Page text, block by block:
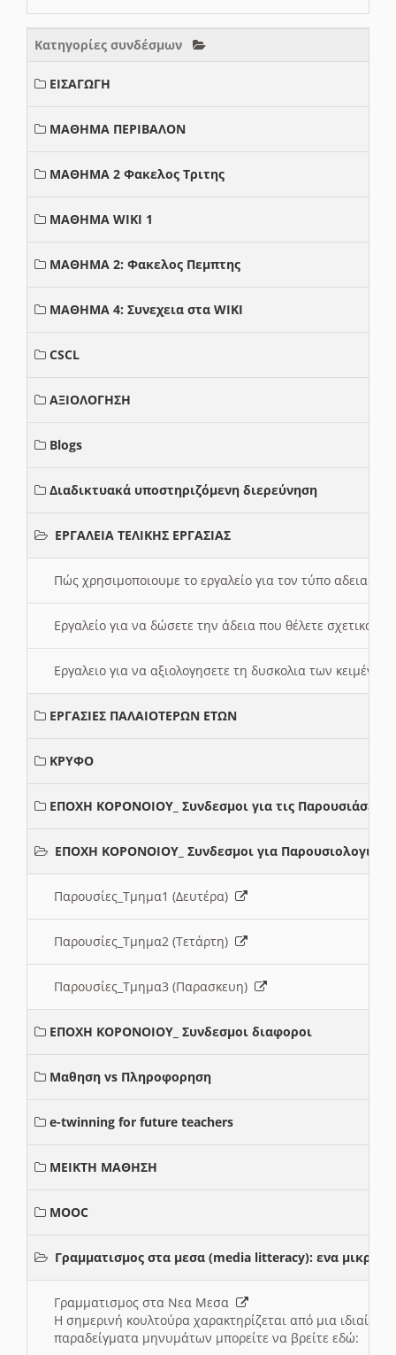
Κατηγορίες συνδέσμων
ΕΙΣΑΓΩΓΗ
ΜΑΘΗΜΑ ΠΕΡΙΒΑΛΟΝ
ΜΑΘΗΜΑ 2 Φακελος Τριτης
ΜΑΘΗΜΑ WIKI 1
ΜΑΘΗΜΑ 2: Φακελος Πεμπτης
ΜΑΘΗΜΑ 4: Συνεχεια στα WIKI
CSCL
ΑΞΙΟΛΟΓΗΣΗ
Blogs
Διαδικτυακά υποστηριζόμενη διερεύνηση
ΕΡΓΑΛΕΙΑ ΤΕΛΙΚΗΣ ΕΡΓΑΣΙΑΣ
Πώς χρησιμοποιουμε το εργαλείο για τον τύπο αδειας
Εργαλείο για να δώσετε την άδεια που θέλετε σχετικά
Εργαλειο για να αξιολογησετε τη δυσκολια των
ΕΡΓΑΣΙΕΣ ΠΑΛΑΙΟΤΕΡΩΝ ΕΤΩΝ
ΚΡΥΦΟ
ΕΠΟΧΗ ΚΟΡΟΝΟΙΟΥ_ Συνδεσμοι για τις Παρουσιάσεις
ΕΠΟΧΗ ΚΟΡΟΝΟΙΟΥ_ Συνδεσμοι για Παρουσιολογια
Παρουσίες_Τμημα1 (Δευτέρα)
Παρουσίες_Τμημα2 (Τετάρτη)
Παρουσίες_Τμημα3 (Παρασκευη)
ΕΠΟΧΗ ΚΟΡΟΝΟΙΟΥ_ Συνδεσμοι διαφοροι
Μαθηση vs Πληροφορηση
e-twinning for future teachers
ΜΕΙΚΤΗ ΜΑΘΗΣΗ
MOOC
Γραμματισμος στα μεσα (media litteracy): ενα μικρο
Γραμματισμος στα Νεα Μεσα
Η σημερινή κουλτούρα χαρακτηρίζεται από μια
παραδείγματα μηνυμάτων μπορείτε να βρείτε εδώ: